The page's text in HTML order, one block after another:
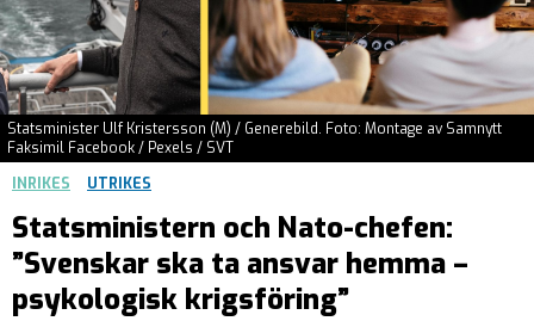
Statsminister Ulf Kristersson (M) / Generebild. Foto: Montage av Samnytt
Faksimil Facebook / Pexels / SVT
INRIKES
UTRIKES
Statsministern och Nato-chefen:
”Svenskar ska ta ansvar hemma –
psykologisk krigsföring”